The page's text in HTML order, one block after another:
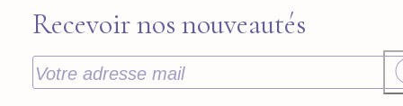
Recevoir nos nouveautés